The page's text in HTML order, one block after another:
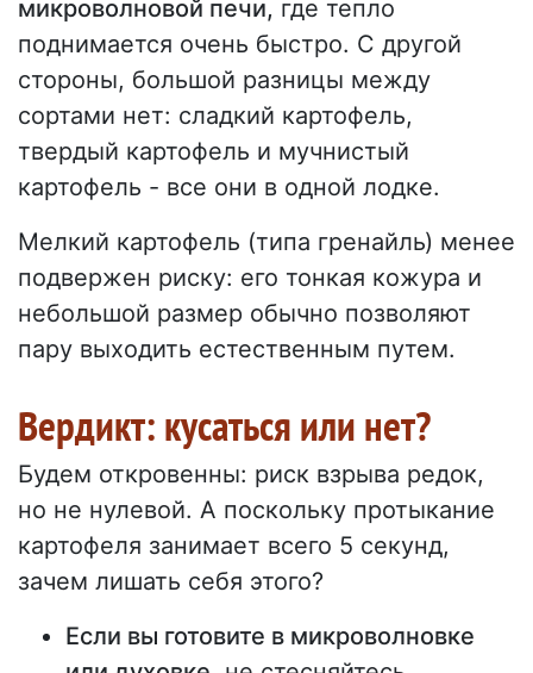
микроволновой печи, где тепло
поднимается очень быстро. С другой
стороны, большой разницы между
сортами нет: сладкий картофель,
твердый картофель и мучнистый
картофель - все они в одной лодке.
Мелкий картофель (типа гренайль) менее
подвержен риску: его тонкая кожура и
небольшой размер обычно позволяют
пару выходить естественным путем.
Вердикт: кусаться или нет?
Будем откровенны: риск взрыва редок,
но не нулевой. А поскольку протыкание
картофеля занимает всего 5 секунд,
зачем лишать себя этого?
Если вы готовите в микроволновке